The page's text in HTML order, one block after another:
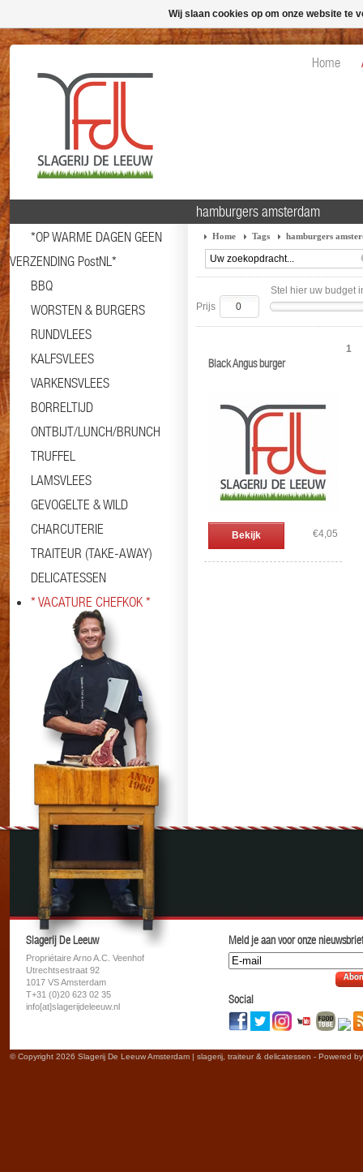
Home
*OP WARME DAGEN GEEN
VERZENDING PostNL*
BBQ
WORSTEN & BURGERS
RUNDVLEES
KALFSVLEES
VARKENSVLEES
BORRELTIJD
ONTBIJT/LUNCH/BRUNCH
TRUFFEL
LAMSVLEES
GEVOGELTE & WILD
CHARCUTERIE
TRAITEUR (TAKE-AWAY)
DELICATESSEN
* VACATURE CHEFKOK *
hamburgers amsterdam
Home Tags hamburgers
Stel hier uw budget
Prijs
Black Angus burger
Bekijk €4,05
1
Slagerij De Leeuw
Propriétaire Arno A.C. Veenhof
Utrechtsestraat 92
1017 VS Amsterdam
T+31 (0)20 623 02 35
info[at]slagerijdeleeuw.nl
Meld je aan voor onze
Social
© Copyright 2026 Slagerij De Leeuw Amsterdam | slagerij, traiteur & delicatessen - Powered
Wij slaan cookies op om onze website te